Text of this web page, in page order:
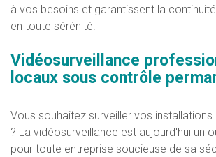
à vos besoins et garantissent la
en toute sérénité.
Vidéosurveillance
locaux sous contrôle
Vous souhaitez surveiller vos installations
? La vidéosurveillance est aujourd'hui un
pour toute entreprise soucieuse de sa